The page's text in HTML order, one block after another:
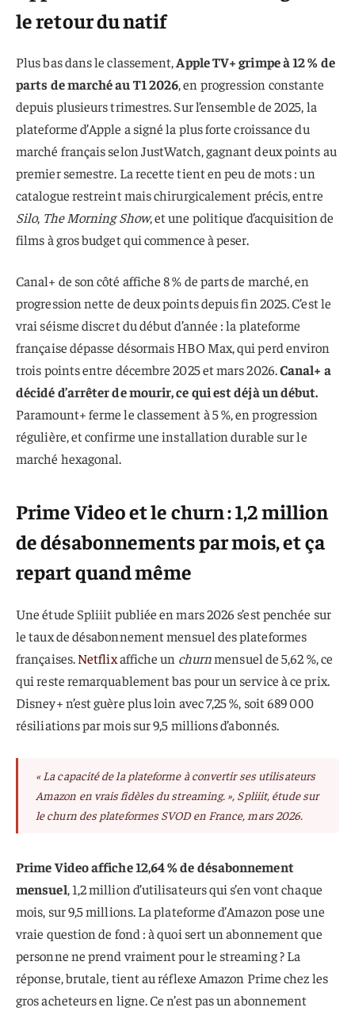
le retour du natif
Plus bas dans le classement,Apple TV+ grimpe à 12 % de
parts de marché au T1 2026, en progression constante
depuis plusieurs trimestres. Sur l’ensemble de 2025, la
plateforme d’Apple a signé la plus forte croissance du
marché français selon JustWatch, gagnant deux points au
premier semestre. La recette tient en peu de mots : un
catalogue restreint mais chirurgicalement précis, entre
Silo, The Morning Show, et une politique d’acquisition de
films à gros budget qui commence à peser.
Canal+ de son côté affiche 8 % de parts de marché, en
progression nette de deux points depuis fin 2025. C’est le
vrai séisme discret du début d’année : la plateforme
française dépasse désormais HBO Max, qui perd environ
trois points entre décembre 2025 et mars 2026.Canal+ a
décidé d’arrêter de mourir, ce qui est déjà un début.
Paramount+ ferme le classement à 5 %, en progression
régulière, et confirme une installation durable sur le
marché hexagonal.
Prime Video et le churn : 1,2 million
de désabonnements par mois, et ça
repart quand même
Une étude Spliiit publiée en mars 2026 s’est penchée sur
le taux de désabonnement mensuel des plateformes
françaises.Netflixaffiche un churnmensuel de 5,62 %, ce
qui reste remarquablement bas pour un service à ce prix.
Disney+ n’est guère plus loin avec 7,25 %, soit 689 000
résiliations par mois sur 9,5 millions d’abonnés.
« La capacité de la plateforme à convertir ses utilisateurs
Amazon en vrais fidèles du streaming. » , Spliiit, étude sur
le churn des plateformes SVOD en France, mars 2026.
Prime Video affiche 12,64 % de désabonnement
mensuel, 1,2 million d’utilisateurs qui s’en vont chaque
mois, sur 9,5 millions. La plateforme d’Amazon pose une
vraie question de fond : à quoi sert un abonnement que
personne ne prend vraiment pour le streaming ? La
réponse, brutale, tient au réflexe Amazon Prime chez les
gros acheteurs en ligne. Ce n’est pas un abonnement